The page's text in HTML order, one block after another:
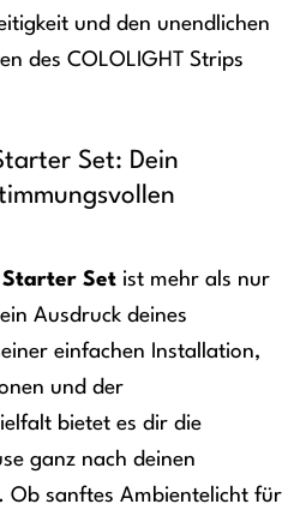
und den unendlichen
des COLOLIGHT Strips
Set: Dein
Starter Set ist mehr als nur
Ausdruck deines
einfachen Installation,
und der
bietet es dir die
ganz nach deinen
Ob sanftes Ambientelicht für